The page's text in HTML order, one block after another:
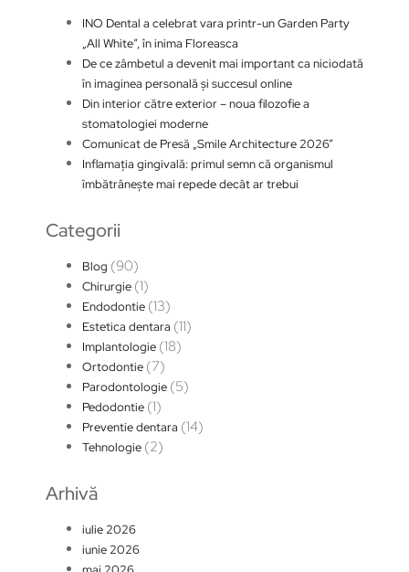
INO Dental a celebrat vara printr-un Garden Party
„All White”, în inima Floreasca
De ce zâmbetul a devenit mai important ca niciodată
în imaginea personală și succesul online
Din interior către exterior – noua filozofie a
stomatologiei moderne
Comunicat de Presă „Smile Architecture 2026”
Inflamația gingivală: primul semn că organismul
îmbătrânește mai repede decât ar trebui
Categorii
Blog (90)
Chirurgie (1)
Endodontie (13)
Estetica dentara (11)
Implantologie (18)
Ortodontie (7)
Parodontologie (5)
Pedodontie (1)
Preventie dentara (14)
Tehnologie (2)
Arhivă
iulie 2026
iunie 2026